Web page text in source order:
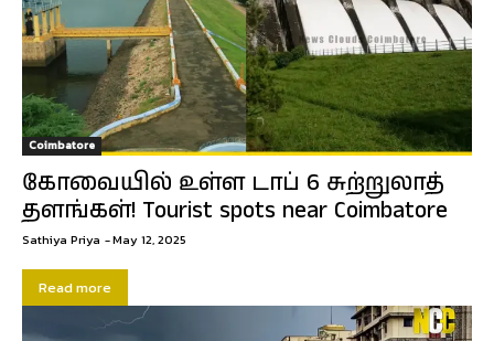
Coimbatore
கோவையில் உள்ள டாப் 6 சுற்றுலாத்
தளங்கள்! Tourist spots near Coimbatore
Sathiya Priya -May 12, 2025
Read more